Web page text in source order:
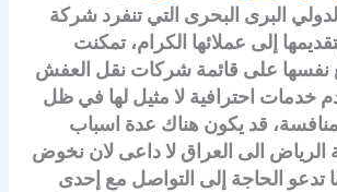
البرى البحرى التي تنفرد شركة
إلى عملائها الكرام، تمكنت
على قائمة شركات نقل العفش
خدمات احترافية لا مثيل لها في ظل
قد يكون هناك عدة اسباب
الرياض الى العراق لا داعى لان نخوض
تدعو الحاجة إلى التواصل مع إحدى